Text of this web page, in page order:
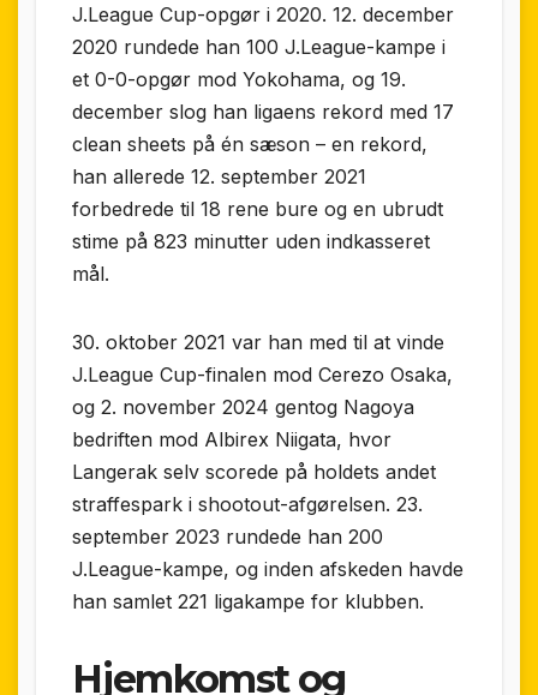
J.League Cup-opgør i 2020. 12. december
2020 rundede han 100 J.League-kampe i
et 0-0-opgør mod Yokohama, og 19.
december slog han ligaens rekord med 17
clean sheets på én sæson – en rekord,
han allerede 12. september 2021
forbedrede til 18 rene bure og en ubrudt
stime på 823 minutter uden indkasseret
mål.
30. oktober 2021 var han med til at vinde
J.League Cup-finalen mod Cerezo Osaka,
og 2. november 2024 gentog Nagoya
bedriften mod Albirex Niigata, hvor
Langerak selv scorede på holdets andet
straffespark i shootout-afgørelsen. 23.
september 2023 rundede han 200
J.League-kampe, og inden afskeden havde
han samlet 221 ligakampe for klubben.
Hjemkomst og